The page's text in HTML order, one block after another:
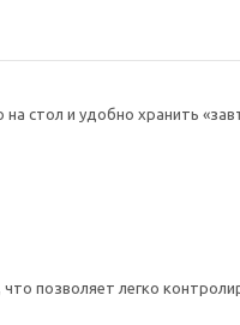
стол и удобно хранить
позволяет легко